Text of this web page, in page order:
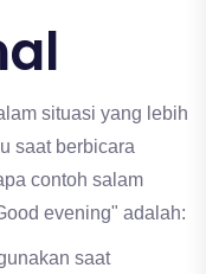
situasi yang lebih
saat berbicara
contoh salam
evening" adalah:
saat